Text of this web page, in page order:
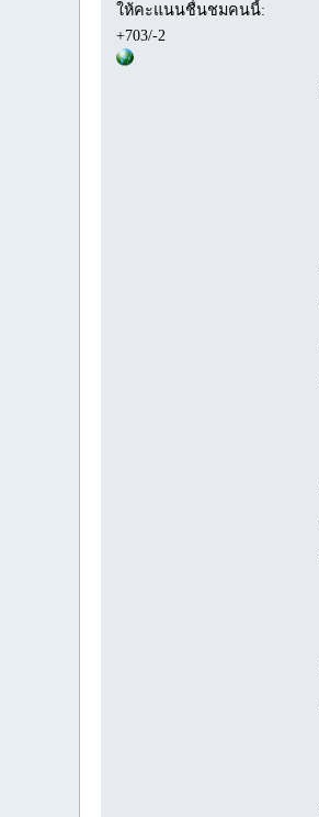
ให้คะแนนชื่นชมคนนี้:
+703/-2